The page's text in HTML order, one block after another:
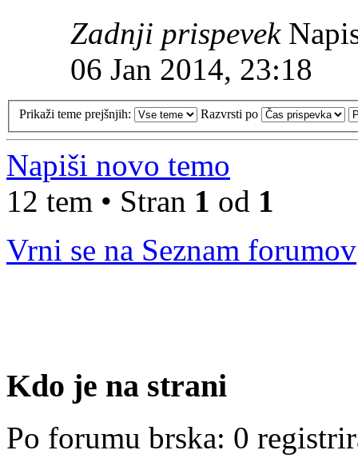
Zadnji prispevek
06 Jan 2014, 23:18
Prikaži teme prejšnjih: Razvrsti po
Napiši novo temo
12 tem • Stran 1 od 1
Vrni se na Seznam forumov
Kdo je na strani
Po forumu brska: 0